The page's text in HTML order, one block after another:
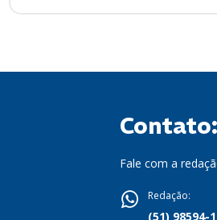
Contato:
Fale com a
Redação:
(51) 98594-